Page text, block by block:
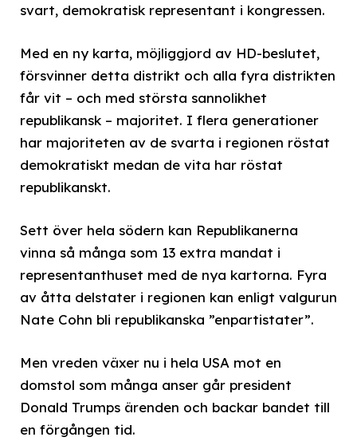
svart, demokratisk representant i kongressen.
Med en ny karta, möjliggjord av HD-beslutet,
försvinner detta distrikt och alla fyra distrikten
får vit – och med största sannolikhet
republikansk – majoritet. I flera generationer
har majoriteten av de svarta i regionen röstat
demokratiskt medan de vita har röstat
republikanskt.
Sett över hela södern kan Republikanerna
vinna så många som 13 extra mandat i
representanthuset med de nya kartorna. Fyra
av åtta delstater i regionen kan enligt valgurun
Nate Cohn bli republikanska ”enpartistater”.
Men vreden växer nu i hela USA mot en
domstol som många anser går president
Donald Trumps ärenden och backar bandet till
en förgången tid.